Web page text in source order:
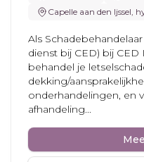
Capelle aan den Ijssel,
Als
dienst bij CED) bij
behandel je
dekking/
onderhandelingen, en
afhandeling...